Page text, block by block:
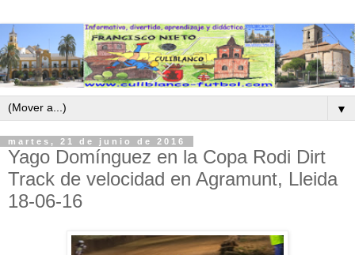
▼
martes, 21 de junio de 2016
Yago Domínguez en la Copa Rodi Dirt
Track de velocidad en Agramunt, Lleida
18-06-16